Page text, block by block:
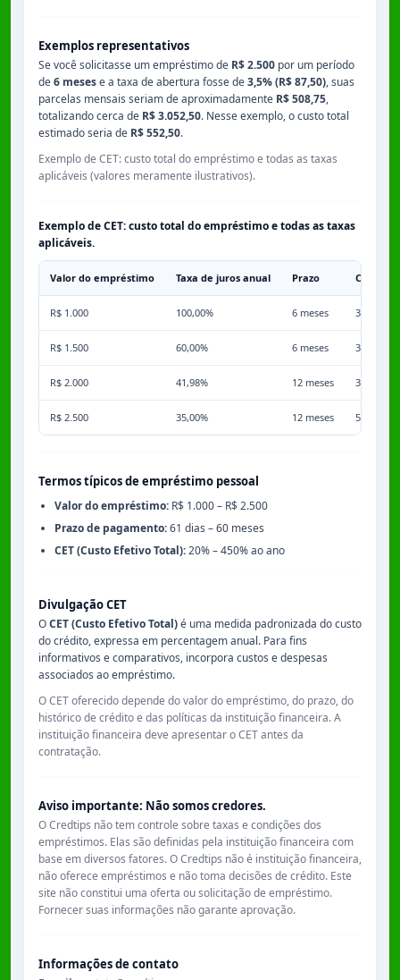
Exemplos representativos
Se você solicitasse um empréstimo de R$ 2.500 por um período
de6 mesese a taxa de abertura fosse de3,5% (R$ 87,50), suas
parcelas mensais seriam de aproximadamente R$ 508,75,
totalizando cerca de R$ 3.052,50. Nesse exemplo, o custo total
estimado seria de R$ 552,50.
Exemplo de CET: custo total do empréstimo e todas as taxas
aplicáveis (valores meramente ilustrativos).
Exemplo de CET: custo total do empréstimo e todas as taxas
aplicáveis.
Valor do empréstimo Taxa de juros anual Prazo
R$ 1.000 100,00% 6 meses 3,50%
R$ 1.500 60,00% 6 meses 3,50%
R$ 2.000 41,98% 12 meses 3,50%
R$ 2.500 35,00% 12 meses 5,00%
Termos típicos de empréstimo pessoal
Valor do empréstimo: R$ 1.000 – R$ 2.500
Prazo de pagamento:61 dias – 60 meses
CET (Custo Efetivo Total):20% – 450% ao ano
Divulgação CET
OCET (Custo Efetivo Total)é uma medida padronizada do custo
do crédito, expressa em percentagem anual. Para fins
informativos e comparativos, incorpora custos e despesas
associados ao empréstimo.
O CET oferecido depende do valor do empréstimo, do prazo, do
histórico de crédito e das políticas da instituição financeira. A
instituição financeira deve apresentar o CET antes da
contratação.
Aviso importante: Não somos credores.
O Credtips não tem controle sobre taxas e condições dos
empréstimos. Elas são definidas pela instituição financeira com
base em diversos fatores. O Credtips não é instituição financeira,
não oferece empréstimos e não toma decisões de crédito. Este
site não constitui uma oferta ou solicitação de empréstimo.
Fornecer suas informações não garante aprovação.
Informações de contato